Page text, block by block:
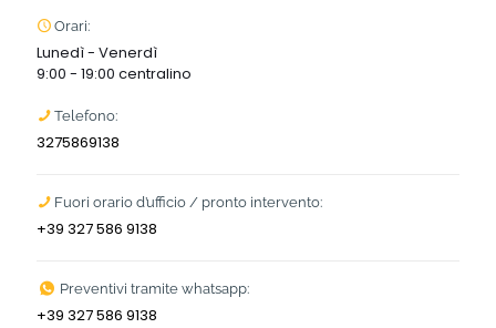
Orari:
Lunedì - Venerdì
9:00 - 19:00 centralino
Telefono:
3275869138
Fuori orario d’ufficio / pronto intervento:
+39 327 586 9138
Preventivi tramite whatsapp:
+39 327 586 9138